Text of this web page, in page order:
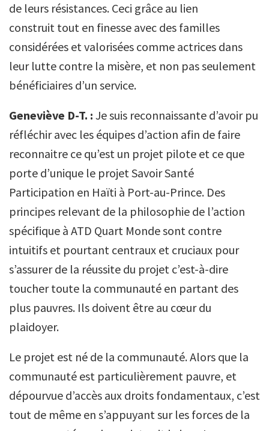
de leurs résistances. Ceci grâce au lien
construit tout en finesse avec des familles
considérées et valorisées comme actrices dans
leur lutte contre la misère, et non pas seulement
bénéficiaires d’un service.
Geneviève D-T. : Je suis reconnaissante d’avoir pu
réfléchir avec les équipes d’action afin de faire
reconnaitre ce qu’est un projet pilote et ce que
porte d’unique le projet Savoir Santé
Participation en Haïti à Port-au-Prince. Des
principes relevant de la philosophie de l’action
spécifique à ATD Quart Monde sont contre
intuitifs et pourtant centraux et cruciaux pour
s’assurer de la réussite du projet c’est-à-dire
toucher toute la communauté en partant des
plus pauvres. Ils doivent être au cœur du
plaidoyer.
Le projet est né de la communauté. Alors que la
communauté est particulièrement pauvre, et
dépourvue d’accès aux droits fondamentaux, c’est
tout de même en s’appuyant sur les forces de la